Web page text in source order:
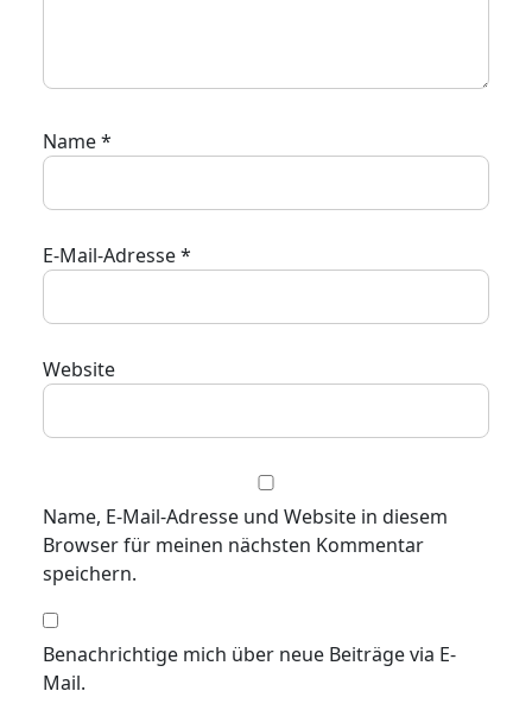
Name*
E-Mail-Adresse*
Website
Name, E-Mail-Adresse und Website in diesem
Browser für meinen nächsten Kommentar
speichern.
Benachrichtige mich über neue Beiträge via E-
Mail.